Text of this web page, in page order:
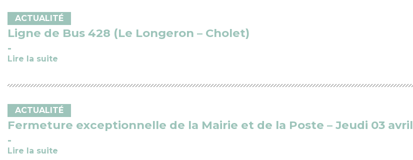
ACTUALITÉ
Ligne de Bus 428 (Le Longeron – Cholet)
Lire la suite
ACTUALITÉ
Fermeture exceptionnelle de la Mairie et de la Poste – Jeudi 03 avril
Lire la suite